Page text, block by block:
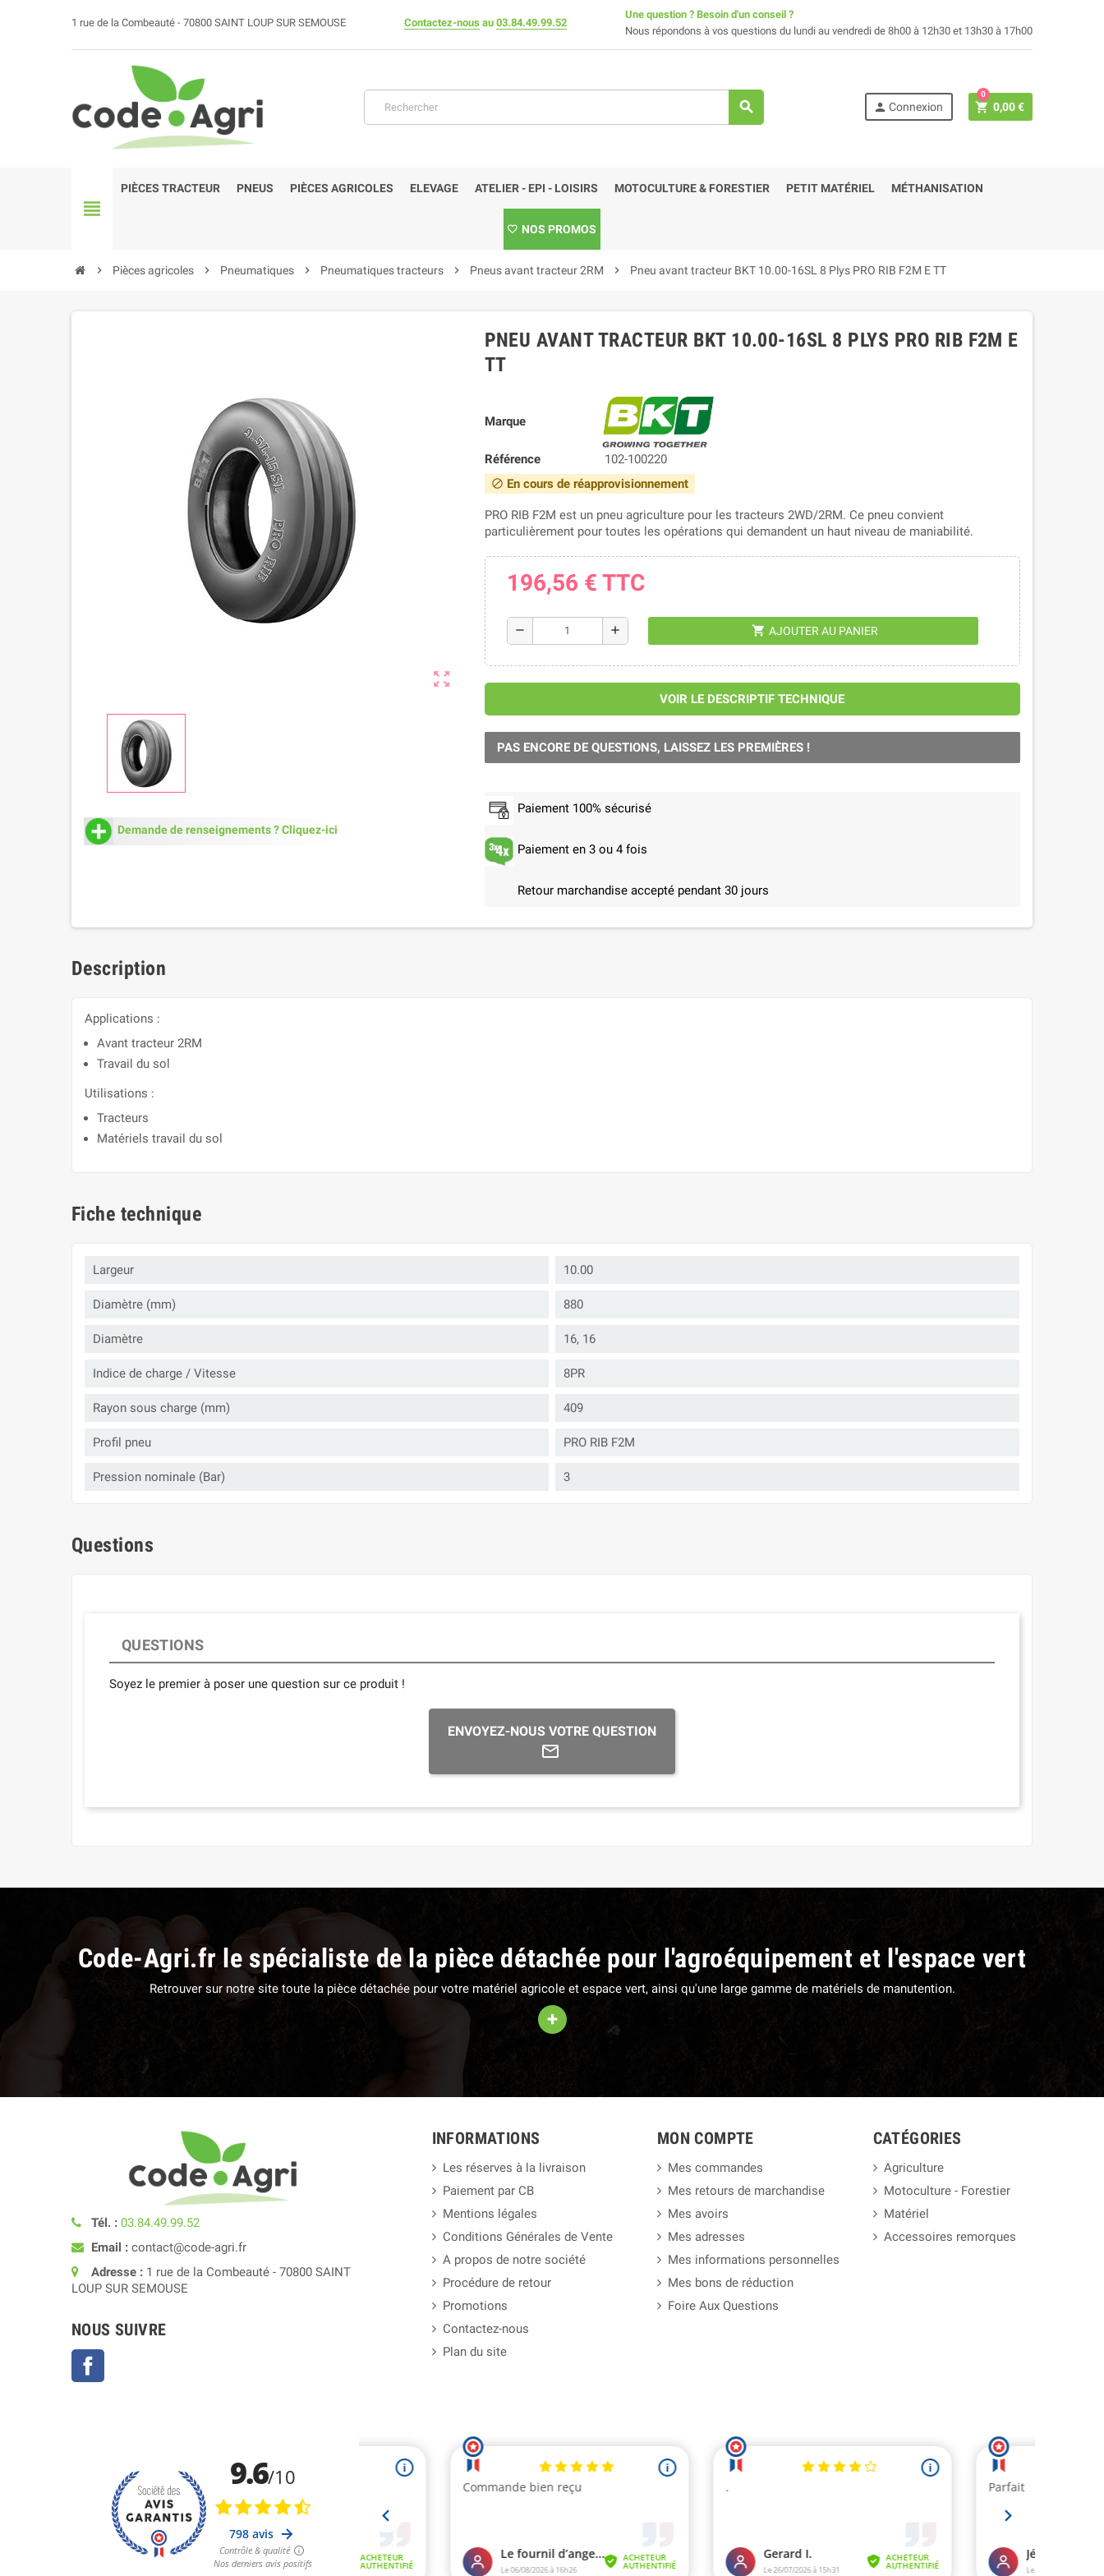
1 rue de la Combeauté - 70800 SAINT LOUP SUR SEMOUSE Contactez-nous au 03.84.49.99.52
Une question ? Besoin d'un conseil ?
Nous répondons à vos questions du lundi au vendredi de 8h00 à 12h30 et 13h30 à 17h00
search person Connexion shopping_cart 0,00 €
0
view_headline
PIÈCES TRACTEUR PNEUS PIÈCES AGRICOLES ELEVAGE ATELIER - EPI - LOISIRS MOTOCULTURE & FORESTIER PETIT MATÉRIEL MÉTHANISATION
NOS PROMOS
chevron_right Pièces agricoles chevron_right Pneumatiques chevron_right Pneumatiques tracteurs chevron_right Pneus avant tracteur 2RM chevron_right Pneu avant tracteur BKT 10.00-16SL 8 Plys PRO RIB F2M E TT
zoom_out_map
Demande de renseignements ? Cliquez-ici
PNEU AVANT TRACTEUR BKT 10.00-16SL 8 PLYS PRO RIB F2M E
TT
Marque
Référence 102-100220
block En cours de réapprovisionnement
PRO RIB F2M est un pneu agriculture pour les tracteurs 2WD/2RM. Ce pneu convient
particulièrement pour toutes les opérations qui demandent un haut niveau de maniabilité.
196,56 € TTC
remove add shopping_cart AJOUTER AU PANIER
VOIR LE DESCRIPTIF TECHNIQUE
PAS ENCORE DE QUESTIONS, LAISSEZ LES PREMIÈRES !
Paiement 100% sécurisé
Paiement en 3 ou 4 fois
Retour marchandise accepté pendant 30 jours
Description
Applications :
Avant tracteur 2RM
Travail du sol
Utilisations :
Tracteurs
Matériels travail du sol
Fiche technique
Largeur 10.00
Diamètre (mm) 880
Diamètre 16, 16
Indice de charge / Vitesse 8PR
Rayon sous charge (mm) 409
Profil pneu PRO RIB F2M
Pression nominale (Bar) 3
Questions
QUESTIONS
Soyez le premier à poser une question sur ce produit !
ENVOYEZ-NOUS VOTRE QUESTION
Code-Agri.fr le spécialiste de la pièce détachée pour l'agroéquipement et l'espace vert
Retrouver sur notre site toute la pièce détachée pour votre matériel agricole et espace vert, ainsi qu'une large gamme de matériels de manutention.
+
Tél. : 03.84.49.99.52
Email : contact@code-agri.fr
Adresse : 1 rue de la Combeauté - 70800 SAINT
LOUP SUR SEMOUSE
NOUS SUIVRE
INFORMATIONS
Les réserves à la livraison
Paiement par CB
Mentions légales
Conditions Générales de Vente
A propos de notre société
Procédure de retour
Promotions
Contactez-nous
Plan du site
MON COMPTE
Mes commandes
Mes retours de marchandise
Mes avoirs
Mes adresses
Mes informations personnelles
Mes bons de réduction
Foire Aux Questions
CATÉGORIES
Agriculture
Motoculture - Forestier
Matériel
Accessoires remorques